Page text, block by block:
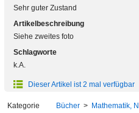
Sehr guter Zustand
Artikelbeschreibung
Siehe zweites foto
Schlagworte
k.A.
Dieser Artikel ist 2 mal verfügbar
Kategorie Bücher > Mathematik,